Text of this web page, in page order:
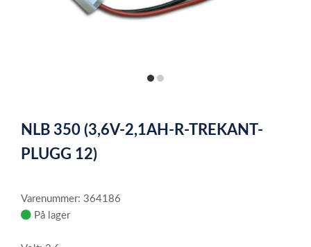
itemitem
of
2
NLB 350 (3,6V-2,1AH-R-TREKANT-
PLUGG 12)
Varenummer: 364186
På lager